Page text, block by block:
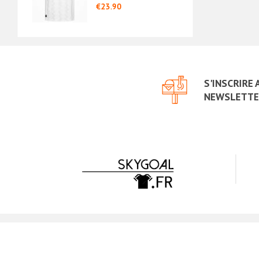
Authentic
€23.90
S'INSCRIRE